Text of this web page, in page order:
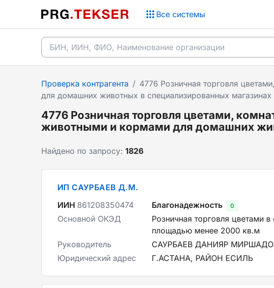
Все системы
Проверка контрагента / 4776 Розничная торговля
для домашних животных в специализированных магазинах
4776 Розничная торговля цветами,
животными и кормами для домашних
Найдено по запросу: 1826
ИП САУРБАЕВ Д.М.
ИИН 861208350474 Благонадежность 0
Основной ОКЭД
Розничная торговля цветами
площадью менее 2000 кв.м
Руководитель
САУРБАЕВ ДАНИЯР
Юридический адрес
Г.АСТАНА, РАЙОН ЕСИЛЬ